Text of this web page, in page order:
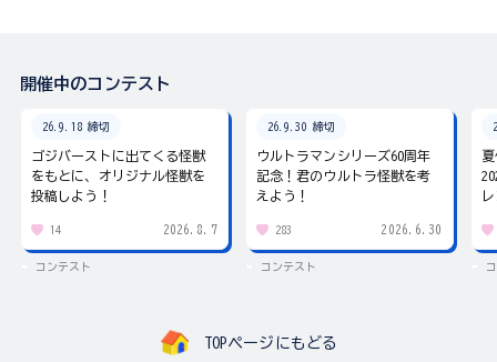
開催中のコンテスト
26.9.18 締切
ゴジバーストに出てくる怪獣
をもとに、オリジナル怪獣を
投稿しよう！
14 2026.8.7
コンテスト
26.9.30 締切
ウルトラマンシリーズ60周年
記念！君のウルトラ怪獣を考
えよう！
283 2026.6.30
コンテスト
TOPページにもどる